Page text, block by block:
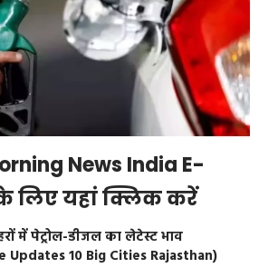
News India E-
लिए यहां क्लिक करें
में पेट्रोल-डीजल का लेटेस्ट भाव
Updates 10 Big Cities Rajasthan)